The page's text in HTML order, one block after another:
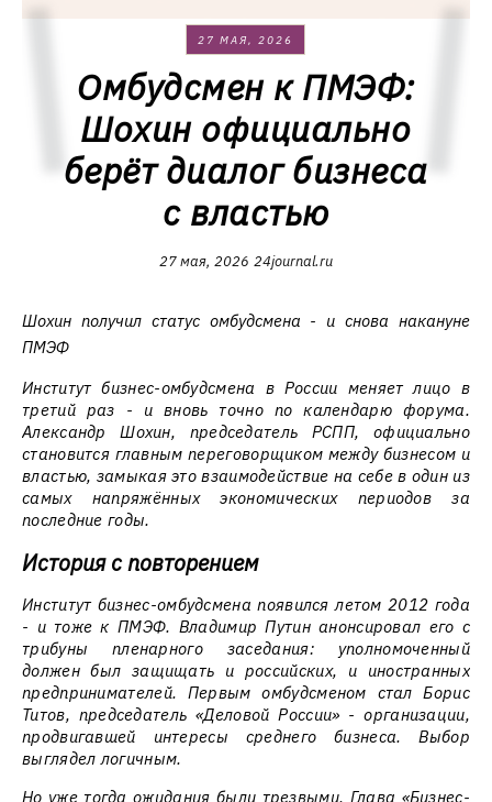
27 МАЯ, 2026
Омбудсмен к ПМЭФ:
Шохин официально
берёт диалог бизнеса
с властью
27 мая, 2026 24journal.ru
Шохин получил статус омбудсмена - и снова накануне
ПМЭФ
Институт бизнес-омбудсмена в России меняет лицо в
третий раз - и вновь точно по календарю форума.
Александр Шохин, председатель РСПП, официально
становится главным переговорщиком между бизнесом и
властью, замыкая это взаимодействие на себе в один из
самых напряжённых экономических периодов за
последние годы.
История с повторением
Институт бизнес-омбудсмена появился летом 2012 года
- и тоже к ПМЭФ. Владимир Путин анонсировал его с
трибуны пленарного заседания: уполномоченный
должен был защищать и российских, и иностранных
предпринимателей. Первым омбудсменом стал Борис
Титов, председатель «Деловой России» - организации,
продвигавшей интересы среднего бизнеса. Выбор
выглядел логичным.
Но уже тогда ожидания были трезвыми. Глава «Бизнес-